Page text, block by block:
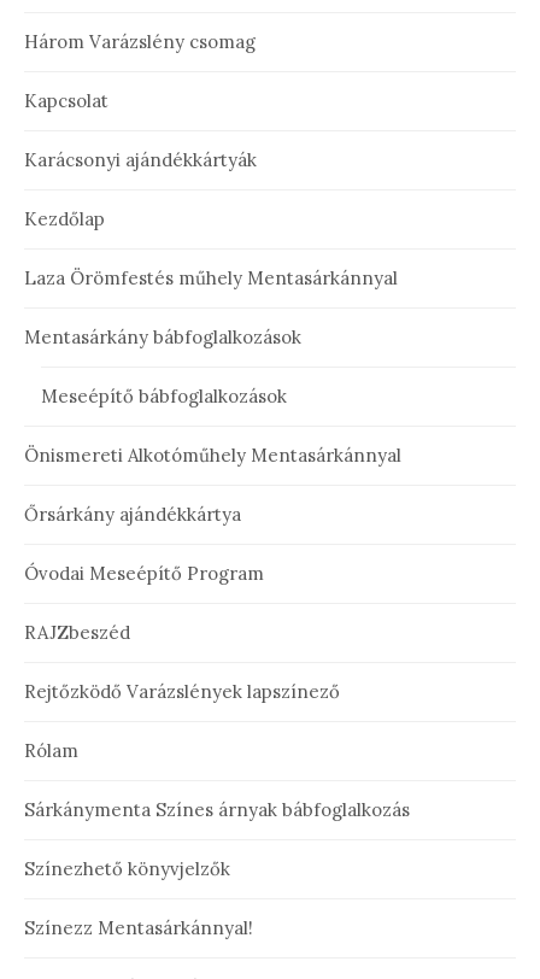
Három Varázslény csomag
Kapcsolat
Karácsonyi ajándékkártyák
Kezdőlap
Laza Örömfestés műhely Mentasárkánnyal
Mentasárkány bábfoglalkozások
Meseépítő bábfoglalkozások
Önismereti Alkotóműhely Mentasárkánnyal
Őrsárkány ajándékkártya
Óvodai Meseépítő Program
RAJZbeszéd
Rejtőzködő Varázslények lapszínező
Rólam
Sárkánymenta Színes árnyak bábfoglalkozás
Színezhető könyvjelzők
Színezz Mentasárkánnyal!